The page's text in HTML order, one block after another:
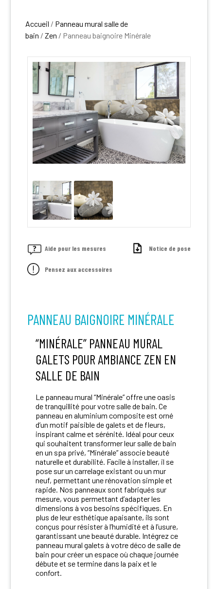
Accueil / Panneau mural salle de
bain /Zen / Panneau baignoire Minérale
Aide pour les mesures Notice de pose
Pensez aux accessoires
PANNEAU BAIGNOIRE MINÉRALE
“MINÉRALE” PANNEAU MURAL
GALETS POUR AMBIANCE ZEN EN
SALLE DE BAIN
Le panneau mural “Minérale” offre une oasis
de tranquillité pour votre salle de bain. Ce
panneau en aluminium composite est orné
d’un motif paisible de galets et de fleurs,
inspirant calme et sérénité. Idéal pour ceux
qui souhaitent transformer leur salle de bain
en un spa privé, “Minérale” associe beauté
naturelle et durabilité. Facile à installer, il se
pose sur un carrelage existant ou un mur
neuf, permettant une rénovation simple et
rapide. Nos panneaux sont fabriqués sur
mesure, vous permettant d’adapter les
dimensions à vos besoins spécifiques. En
plus de leur esthétique apaisante, ils sont
conçus pour résister à l’humidité et à l’usure,
garantissant une beauté durable. Intégrez ce
panneau mural galets à votre déco de salle de
bain pour créer un espace où chaque journée
débute et se termine dans la paix et le
confort.